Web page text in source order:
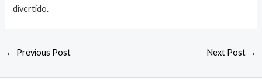
divertido.
← Previous Post Next Post →